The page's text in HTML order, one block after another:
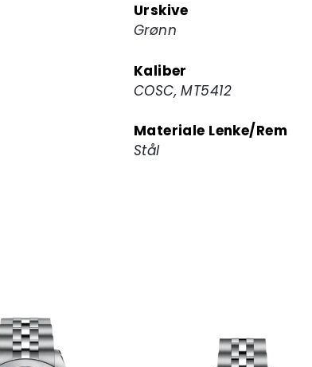
produktet
Urskive
Grønn
Kaliber
COSC, MT5412
Materiale Lenke/Rem
Stål